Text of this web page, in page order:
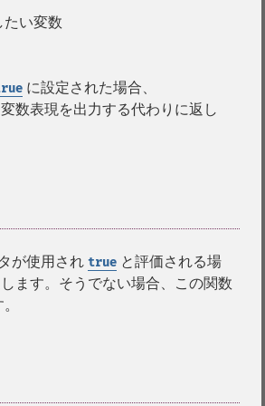
たい変数
に設定された場合、
数表現を出力する代わりに返し
が使用され true と評価される場
ます。そうでない場合、この関数